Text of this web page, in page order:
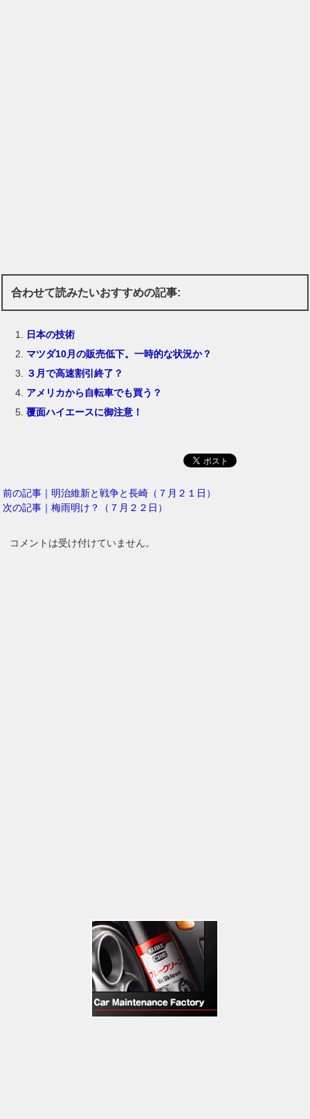
合わせて読みたいおすすめの記事:
日本の技術
マツダ10月の販売低下。一時的な状況か？
３月で高速割引終了？
アメリカから自転車でも買う？
覆面ハイエースに御注意！
前の記事｜明治維新と戦争と長崎（７月２１日）
次の記事｜梅雨明け？（７月２２日）
コメントは受け付けていません。